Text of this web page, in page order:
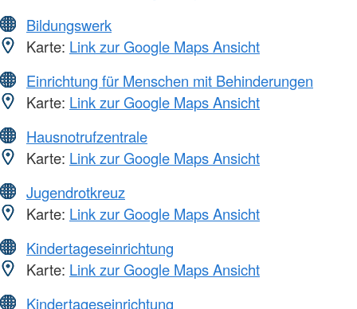
Bildungswerk
Karte: Link zur Google Maps Ansicht
Einrichtung für Menschen mit Behinderungen
Karte: Link zur Google Maps Ansicht
Hausnotrufzentrale
Karte: Link zur Google Maps Ansicht
Jugendrotkreuz
Karte: Link zur Google Maps Ansicht
Kindertageseinrichtung
Karte: Link zur Google Maps Ansicht
Kindertageseinrichtung